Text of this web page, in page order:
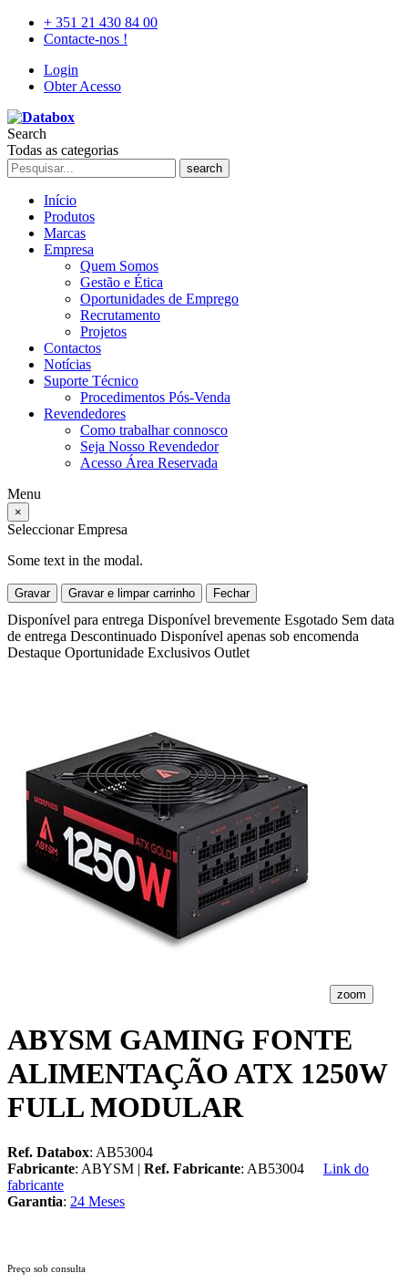
+ 351 21 430 84 00
Contacte-nos !
Login
Obter Acesso
Search
Todas as categorias
search
Início
Produtos
Marcas
Empresa
Quem Somos
Gestão e Ética
Oportunidades de Emprego
Recrutamento
Projetos
Contactos
Notícias
Suporte Técnico
Procedimentos Pós-Venda
Revendedores
Como trabalhar connosco
Seja Nosso Revendedor
Acesso Área Reservada
Menu
×
Seleccionar Empresa
Some text in the modal.
Gravar Gravar e limpar carrinho Fechar
Disponível para entrega Disponível brevemente Esgotado Sem data
de entrega Descontinuado Disponível apenas sob encomenda
Destaque Oportunidade Exclusivos Outlet
zoom
ABYSM GAMING FONTE
ALIMENTAÇÃO ATX 1250W
FULL MODULAR
Ref. Databox: AB53004
Fabricante: ABYSM | Ref. Fabricante: AB53004
Link do
fabricante
Garantia: 24 Meses
Preço sob consulta